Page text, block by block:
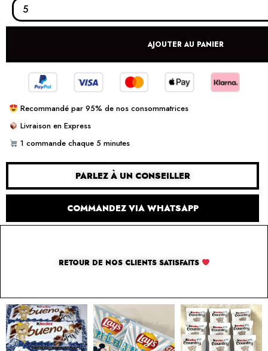
AJOUTER AU PANIER
Recommandé par 95% de nos consommatrices
Livraison en Express
1 commande chaque 5 minutes
PARLEZ À UN CONSEILLER
COMMANDEZ VIA WHATSAPP
RETOUR DE NOS CLIENTS SATISFAITS